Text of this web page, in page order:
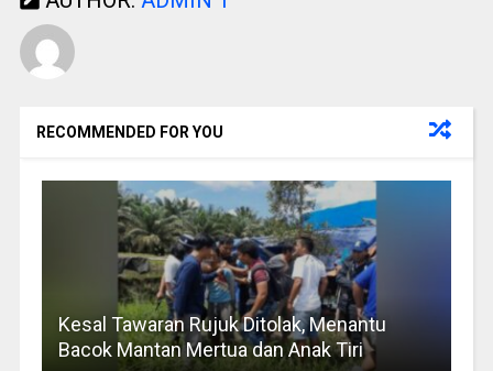
RECOMMENDED FOR YOU
Kesal Tawaran Rujuk Ditolak, Menantu
Bacok Mantan Mertua dan Anak Tiri